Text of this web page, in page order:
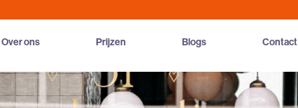
Over ons Prijzen Blogs Contact